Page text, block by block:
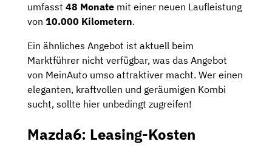
umfasst 48 Monate mit einer neuen Laufleistung
von 10.000 Kilometern.
Ein ähnliches Angebot ist aktuell beim
Marktführer nicht verfügbar, was das Angebot
von MeinAuto umso attraktiver macht. Wer einen
eleganten, kraftvollen und geräumigen Kombi
sucht, sollte hier unbedingt zugreifen!
Mazda6: Leasing-Kosten